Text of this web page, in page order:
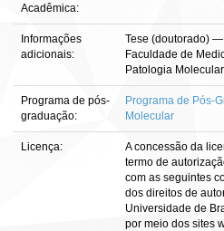
Acadêmica:
Informações
adicionais:
Tese (doutorado)
Faculdade de
Patologia
Programa de pós-
graduação:
Programa de Pós-
Molecular
Licença:
A concessão da
termo de
com as seguintes
dos direitos de
Universidade de
por meio dos sites